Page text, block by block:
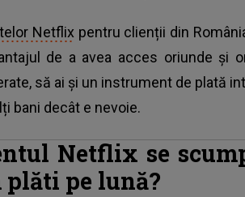
Netflix pentru clienții din
de a avea acces oriunde și
să ai și un instrument de plată
bani decât e nevoie.
Netflix se
pe lună?